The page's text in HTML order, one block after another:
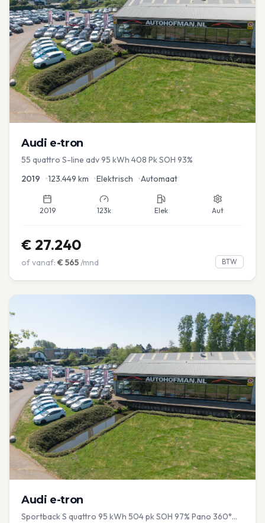
Audi e-tron
55 quattro S-line adv 95 kWh 408 Pk SOH 93%
2019 •123.449 km •Elektrisch •Automaat
2019 123k Elek Aut
€ 27.240
of vanaf: € 565/mnd BTW
Audi e-tron
Sportback S quattro 95 kWh 504 pk SOH 97% Pano 360°